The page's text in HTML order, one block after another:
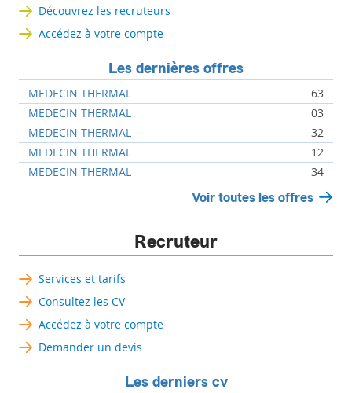
Découvrez les recruteurs
Accédez à votre compte
Les dernières offres
MEDECIN THERMAL
63
MEDECIN THERMAL
03
MEDECIN THERMAL
32
MEDECIN THERMAL
12
MEDECIN THERMAL
34
Voir toutes les offres
Recruteur
Services et tarifs
Consultez les CV
Accédez à votre compte
Demander un devis
Les derniers cv